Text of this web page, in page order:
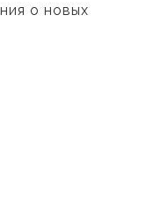
о новых